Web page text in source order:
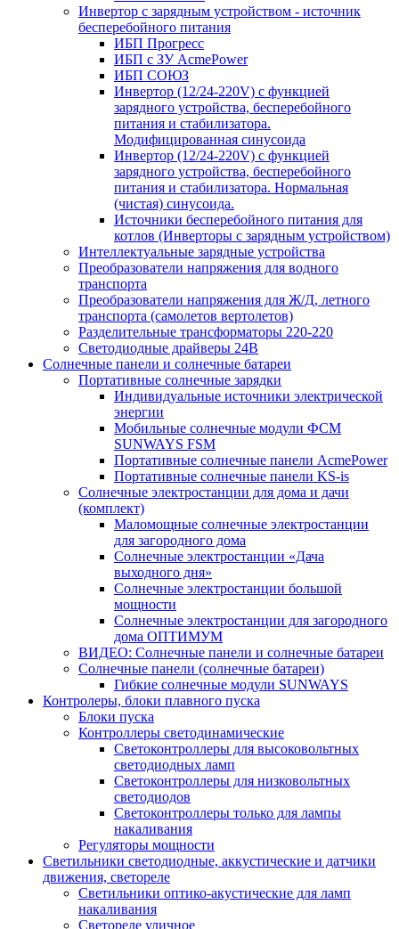
Инвертор с зарядным устройством - источник
бесперебойного питания
ИБП Прогресс
ИБП с ЗУ AcmePower
ИБП СОЮЗ
Инвертор (12/24-220V) с функцией
зарядного устройства, бесперебойного
питания и стабилизатора.
Модифицированная синусоида
Инвертор (12/24-220V) с функцией
зарядного устройства, бесперебойного
питания и стабилизатора. Нормальная
(чистая) синусоида.
Источники бесперебойного питания для
котлов (Инверторы с зарядным устройством)
Интеллектуальные зарядные устройства
Преобразователи напряжения для водного
транспорта
Преобразователи напряжения для Ж/Д, летного
транспорта (самолетов вертолетов)
Разделительные трансформаторы 220-220
Светодиодные драйверы 24В
Солнечные панели и солнечные батареи
Портативные солнечные зарядки
Индивидуальные источники электрической
энергии
Мобильные солнечные модули ФСМ
SUNWAYS FSM
Портативные солнечные панели AcmePower
Портативные солнечные панели KS-is
Солнечные электростанции для дома и дачи
(комплект)
Маломощные солнечные электростанции
для загородного дома
Солнечные электростанции «Дача
выходного дня»
Солнечные электростанции большой
мощности
Солнечные электростанции для загородного
дома ОПТИМУМ
ВИДЕО: Солнечные панели и солнечные батареи
Солнечные панели (солнечные батареи)
Гибкие солнечные модули SUNWAYS
Контролеры, блоки плавного пуска
Блоки пуска
Контроллеры светодинамические
Светоконтроллеры для высоковольтных
светодиодных ламп
Светоконтроллеры для низковольтных
светодиодов
Светоконтроллеры только для лампы
накаливания
Регуляторы мощности
Светильники светодиодные, аккустические и датчики
движения, светореле
Светильники оптико-акустические для ламп
накаливания
Светореле уличное